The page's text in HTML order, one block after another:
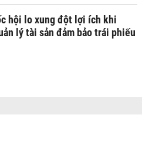
hội lo xung đột lợi ích khi
lý tài sản đảm bảo trái phiếu